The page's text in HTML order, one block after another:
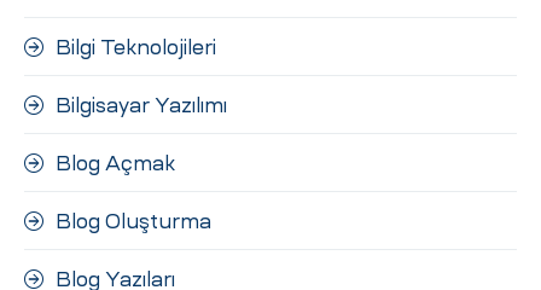
Bilgi Teknolojileri
Bilgisayar Yazılımı
Blog Açmak
Blog Oluşturma
Blog Yazıları